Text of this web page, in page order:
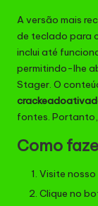
A versão mais
de teclado para
inclui até
permitindo-lhe
Stager. O
fontes.
Como
Visite nosso
Clique no